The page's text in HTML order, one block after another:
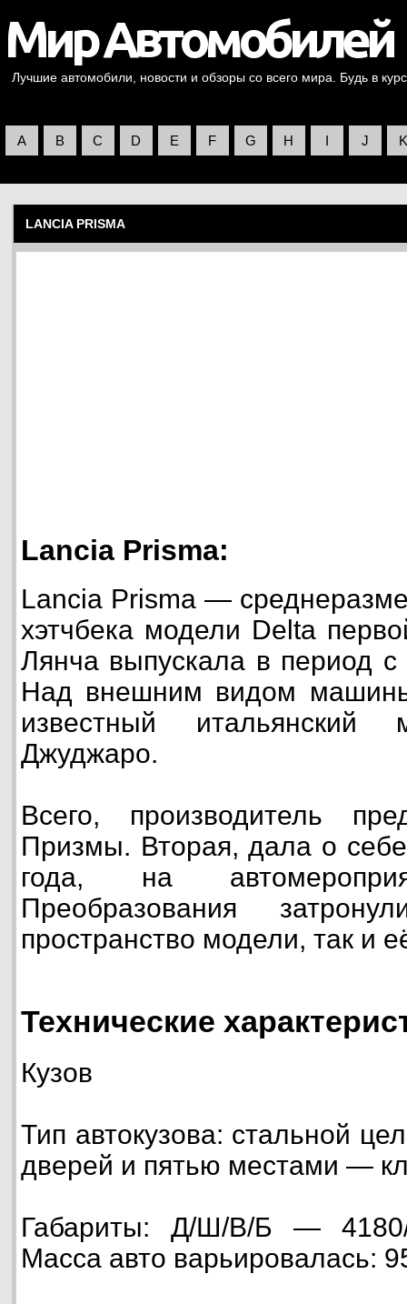
Лучшие автомобили, новости и обзоры со всего мира. Будь в
A B C D E F G H I J K
LANCIA PRISMA
Lancia Prisma:
Lancia Prisma —
хэтчбека модели Delta
Лянча выпускала в период
Над внешним видом
известный итальянский
Джуджаро.
Всего, производитель
Призмы. Вторая, дала о
года, на
Преобразования
пространство модели, так и
Технические
Кузов
Тип автокузова: стальной
дверей и пятью местами —
Габариты: Д/Ш/В/Б — 4180/
Масса авто варьировалась: